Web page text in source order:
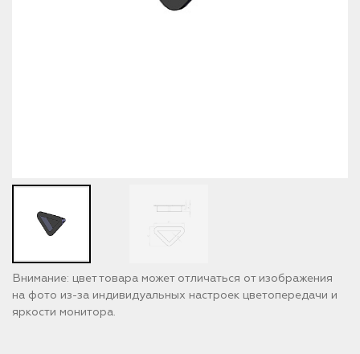
Внимание: цвет товара может отличаться от изображения
на фото из-за индивидуальных настроек цветопередачи и
яркости монитора.